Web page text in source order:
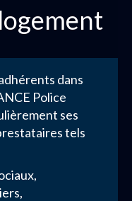
dans
Police
ses
tels